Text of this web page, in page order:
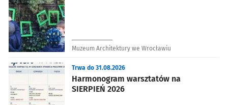
Muzeum Architektury we Wrocławiu
Harmonogram warsztatów na
SIERPIEŃ 2026
Trwa do 31.08.2026